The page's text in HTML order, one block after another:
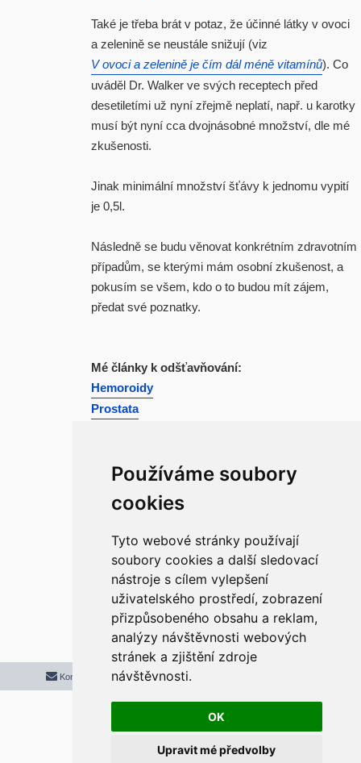
Používáme soubory
cookies
Tyto webové stránky používají
soubory cookies a další sledovací
nástroje s cílem vylepšení
uživatelského prostředí, zobrazení
přizpůsobeného obsahu a reklam,
analýzy návštěvnosti webových
stránek a zjištění zdroje
návštěvnosti.
OK
Upravit mé předvolby
Také je třeba brát v potaz, že účinné látky v ovoci
a zelenině se neustále snižují (viz
V ovoci a zelenině je čím dál méně vitamínů). Co
uváděl Dr. Walker ve svých receptech před
desetiletími už nyní zřejmě neplatí, např. u karotky
musí být nyní cca dvojnásobné množství, dle mé
zkušenosti.
Jinak minimální množství šťávy k jednomu vypití
je 0,5l.
Následně se budu věnovat konkrétním zdravotním
případům, se kterými mám osobní zkušenost, a
pokusím se všem, kdo o to budou mít zájem,
předat své poznatky.
Mé články k odšťavňování:
Hemoroidy
Prostata
Jarní očista-článek se připravuje..
Odpovědět
1 příspěvek • Stránka
Smazat cookies
Kontaktujte mě/nás
2020 © ASTRA - CZ s.r.o.
® Forum Software © phpBB Limited
Optimized by:phpBB SEO